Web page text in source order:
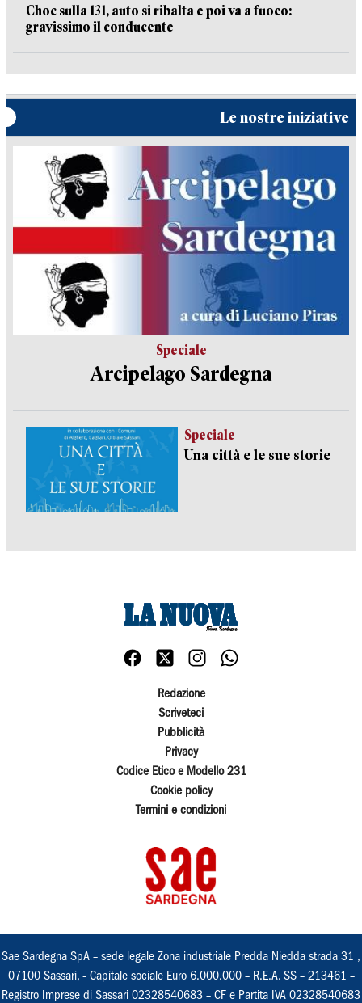
Choc sulla 131, auto si ribalta e poi va a fuoco:
gravissimo il conducente
Le nostre iniziative
Speciale
Arcipelago Sardegna
Speciale
Una città e le sue storie
Redazione
Scriveteci
Pubblicità
Privacy
Codice Etico e Modello 231
Cookie policy
Termini e condizioni
Sae Sardegna SpA – sede legale Zona industriale Predda Niedda strada 31 ,
07100 Sassari, - Capitale sociale Euro 6.000.000 – R.E.A. SS – 213461 –
Registro Imprese di Sassari 02328540683 – CF e Partita IVA 02328540683